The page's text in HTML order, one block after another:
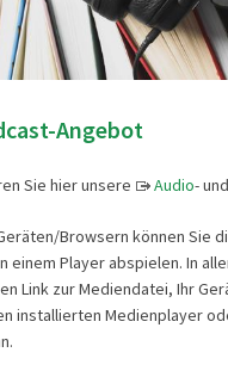
Angebot
Sie hier unsere Audio- und
Browsern können Sie
einem Player abspielen. In
Link zur Mediendatei, Ihr
installierten Medienplayer